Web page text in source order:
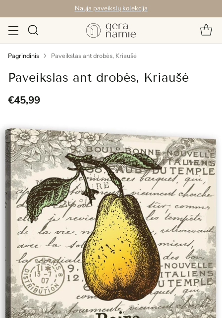
Nauja paveikslų kolekcija
Pagrindinis Paveikslas ant drobės, Kriaušė
Paveikslas ant drobės, Kriaušė
Reguliari
€45,99